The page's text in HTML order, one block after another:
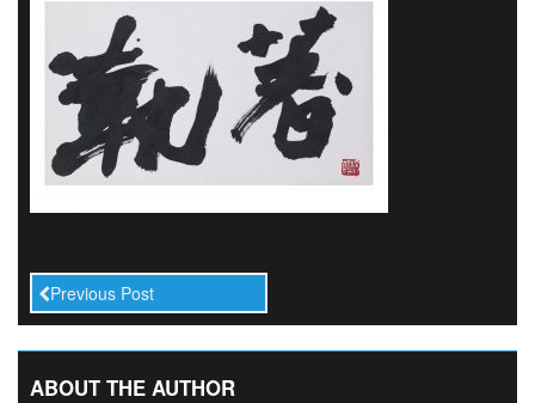
Previous Post
ABOUT THE AUTHOR